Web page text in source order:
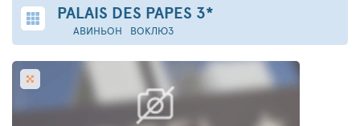
PALAIS DES PAPES 3*
АВИНЬОН ВОКЛЮЗ